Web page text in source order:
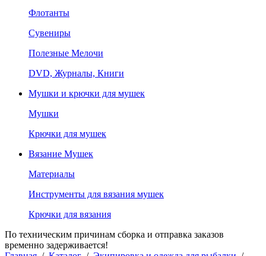
Флотанты
Сувениры
Полезные Мелочи
DVD, Журналы, Книги
Мушки и крючки для мушек
Мушки
Крючки для мушек
Вязание Мушек
Материалы
Инструменты для вязания мушек
Крючки для вязания
По техническим причинам сборка и отправка заказов
временно задерживается!